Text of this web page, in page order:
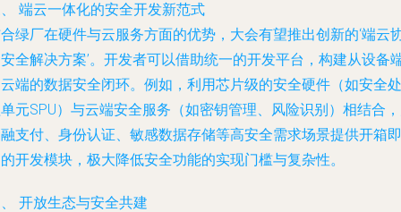
端云一体化的安全开发新范式
绿厂在硬件与云服务方面的优势，大会有望推出创新的‘端云
全解决方案’。开发者可以借助统一的开发平台，构建从设备
端的数据安全闭环。例如，利用芯片级的安全硬件（如安全处
元SPU）与云端安全服务（如密钥管理、风险识别）相结合
支付、身份认证、敏感数据存储等高安全需求场景提供开箱即
开发模块，极大降低安全功能的实现门槛与复杂性。
开放生态与安全共建